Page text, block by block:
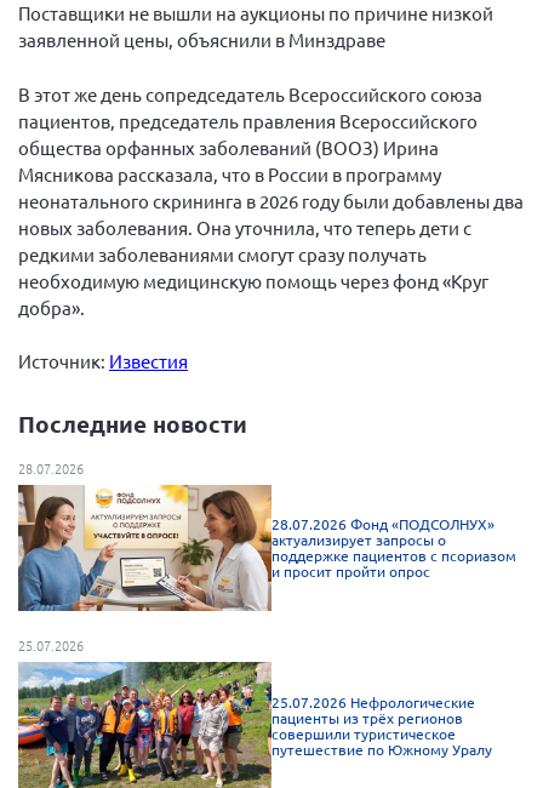
Документы съездов
Второй съезд
Третий съезд
Четвертый съезд
Пятый съезд
Шестой съезд
ОФ «Фонд содействия больным рассеянным
склерозом»
Новости: Казахстан
Методическая литература для НКО
Публичные отчеты
Исследования, аналитика, мнения
Всероссийская онлайн конференция
ОООИБРС" (25-29.08.2020)
Всероссийская конференция-тренинг
"Рассеянный склероз: новые реалии" (26-
29.05.2022)
Поставщики не вышли на аукционы по причине низкой
заявленной цены, объяснили в Минздраве
В этот же день сопредседатель Всероссийского союза
пациентов, председатель правления Всероссийского
общества орфанных заболеваний (ВООЗ) Ирина
Мясникова рассказала, что в России в программу
неонатального скрининга в 2026 году были добавлены два
новых заболевания. Она уточнила, что теперь дети с
редкими заболеваниями смогут сразу получать
необходимую медицинскую помощь через фонд «Круг
добра».
Источник: Известия
Последние новости
28.07.2026
28.07.2026 Фонд «ПОДСОЛНУХ»
актуализирует запросы о
поддержке пациентов с псориазом
и просит пройти опрос
25.07.2026
25.07.2026 Нефрологические
пациенты из трёх регионов
совершили туристическое
путешествие по Южному Уралу